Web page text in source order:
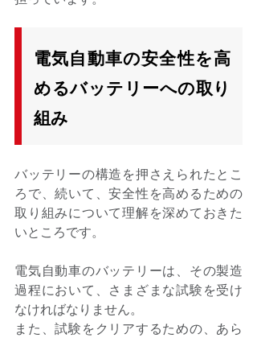
電気自動車の安全性を高
めるバッテリーへの取り
組み
バッテリーの構造を押さえられたとこ
ろで、続いて、安全性を高めるための
取り組みについて理解を深めておきた
いところです。
電気自動車のバッテリーは、その製造
過程において、さまざまな試験を受け
なければなりません。
また、試験をクリアするための、あら